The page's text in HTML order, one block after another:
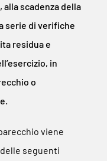
scadenza della
serie di verifiche
residua e
in
o
viene
seguenti